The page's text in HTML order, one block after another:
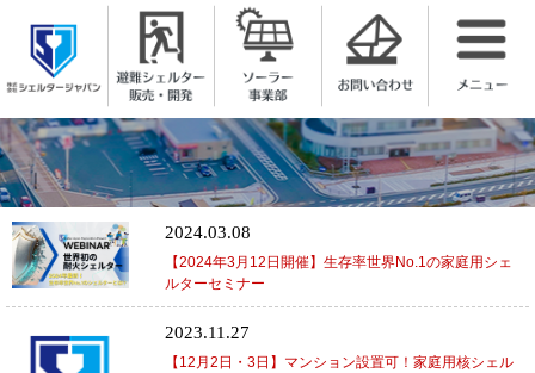
株式会社シェルタージャパン
2024.03.08
【2024年3月12日開催】生存率世界No.1の家庭用シェ
ルターセミナー
2023.11.27
【12月2日・3日】マンション設置可！家庭用核シェル